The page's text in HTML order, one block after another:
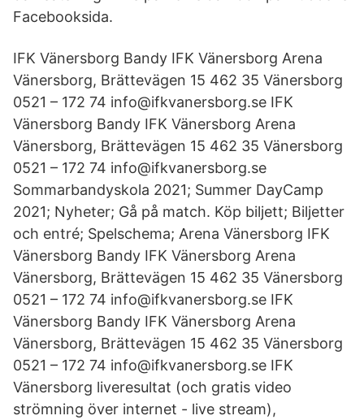
Facebooksida.
IFK Vänersborg Bandy IFK Vänersborg Arena
Vänersborg, Brättevägen 15 462 35 Vänersborg
0521 – 172 74 info@ifkvanersborg.se IFK
Vänersborg Bandy IFK Vänersborg Arena
Vänersborg, Brättevägen 15 462 35 Vänersborg
0521 – 172 74 info@ifkvanersborg.se
Sommarbandyskola 2021; Summer DayCamp
2021; Nyheter; Gå på match. Köp biljett; Biljetter
och entré; Spelschema; Arena Vänersborg IFK
Vänersborg Bandy IFK Vänersborg Arena
Vänersborg, Brättevägen 15 462 35 Vänersborg
0521 – 172 74 info@ifkvanersborg.se IFK
Vänersborg Bandy IFK Vänersborg Arena
Vänersborg, Brättevägen 15 462 35 Vänersborg
0521 – 172 74 info@ifkvanersborg.se IFK
Vänersborg liveresultat (och gratis video
strömning över internet - live stream),